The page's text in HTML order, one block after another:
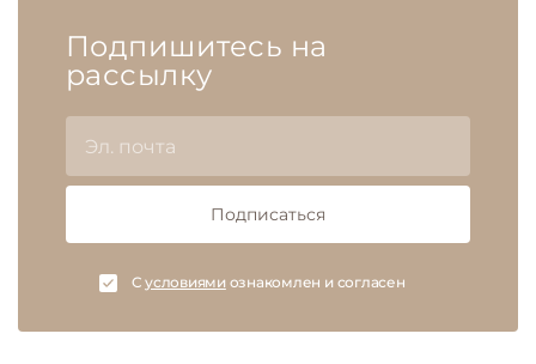
Подпишитесь на
рассылку
Подписаться
Cусловиямиознакомлен и согласен